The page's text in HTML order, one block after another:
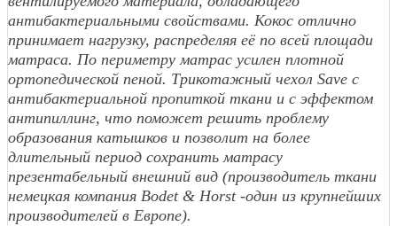
антибактериальными свойствами. Кокос отлично
принимает нагрузку, распределяя её по всей площади
матраса. По периметру матрас усилен плотной
ортопедической пеной. Трикотажный чехол Save с
антибактериальной пропиткой ткани и с эффектом
антипиллинг, что поможет решить проблему
образования катышков и позволит на более
длительный период сохранить матрасу
презентабельный внешний вид (производитель ткани
немецкая компания Bodet & Horst -один из крупнейших
производителей в Европе).